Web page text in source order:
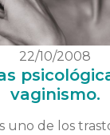
22/10/2008
vaginismo.
uno de los